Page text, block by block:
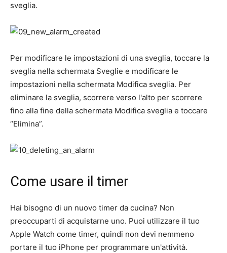
sveglia.
Per modificare le impostazioni di una sveglia, toccare la
sveglia nella schermata Sveglie e modificare le
impostazioni nella schermata Modifica sveglia. Per
eliminare la sveglia, scorrere verso l'alto per scorrere
fino alla fine della schermata Modifica sveglia e toccare
“Elimina”.
Come usare il timer
Hai bisogno di un nuovo timer da cucina? Non
preoccuparti di acquistarne uno. Puoi utilizzare il tuo
Apple Watch come timer, quindi non devi nemmeno
portare il tuo iPhone per programmare un'attività.